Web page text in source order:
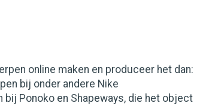
online maken en produceer het dan:
bij onder andere Nike
Ponoko en Shapeways, die het object